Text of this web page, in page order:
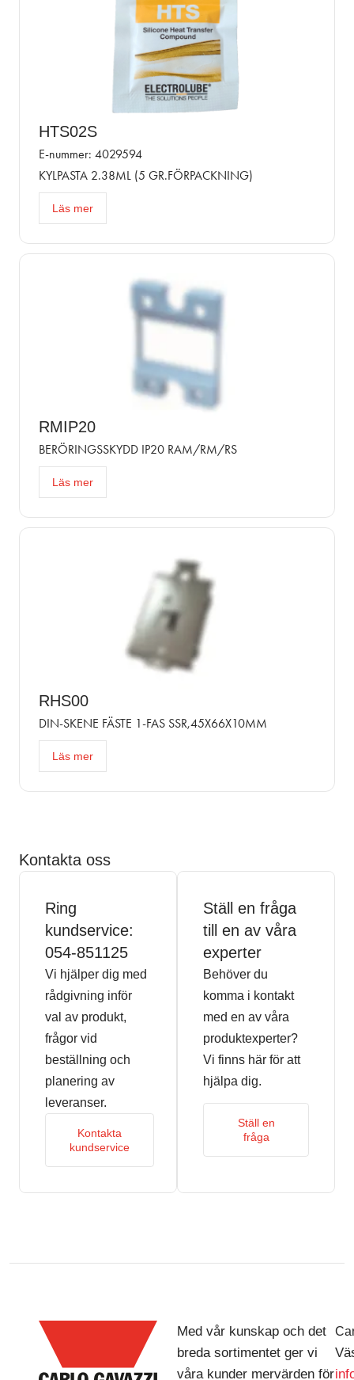
HTS02S
E-nummer: 4029594
KYLPASTA 2.38ML (5 GR.FÖRPACKNING)
Läs mer
RMIP20
BERÖRINGSSKYDD IP20 RAM/RM/RS
Läs mer
RHS00
DIN-SKENE FÄSTE 1-FAS SSR,45X66X10MM
Läs mer
Kontakta oss
Ring
kundservice:
054-851125
Vi hjälper dig med
rådgivning inför
val av produkt,
frågor vid
beställning och
planering av
leveranser.
Kontakta
kundservice
Ställ en fråga
till en av våra
experter
Behöver du
komma i kontakt
med en av våra
produktexperter?
Vi finns här för att
hjälpa dig.
Ställ en
fråga
Med vår kunskap och det
breda sortimentet ger vi
våra kunder mervärden för